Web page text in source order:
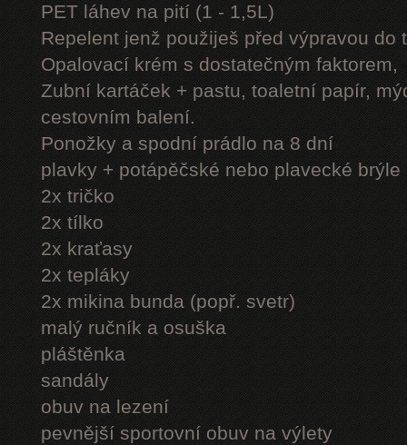
PET láhev na pití (1 - 1,5L)
Repelent jenž použiješ před výpravou do
Opalovací krém s dostatečným faktorem,
Zubní kartáček + pastu, toaletní papír,
cestovním balení.
Ponožky a spodní prádlo na 8 dní
plavky + potápěčské nebo plavecké brýle
2x tričko
2x tílko
2x kraťasy
2x tepláky
2x mikina bunda (popř. svetr)
malý ručník a osuška
pláštěnka
sandály
obuv na lezení
pevnější sportovní obuv na výlety